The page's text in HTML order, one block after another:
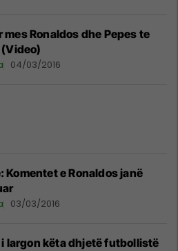
mes Ronaldos dhe Pepes te
(Video)
04/03/2016
Komentet e Ronaldos janë
03/03/2016
i largon këta dhjetë futbollistë